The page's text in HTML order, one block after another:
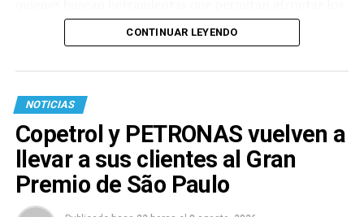
desafíos actuales desde una mirada más consciente,
humana e innovadora. La primera conferencia tendrá
los mayores referentes mundiales en psicología positiva
y liderazgo del bienestar. Doctor en Psicología y
Filosofía por la Universidad de Harvard, Tal Ben-Shahar
alcanzó reconocimiento internacional al impartir
Happiness, una de las asignaturas más populares en la
CONTINUAR LEYENDO
NOTICIAS
Copetrol y PETRONAS vuelven a
llevar a sus clientes al Gran
Premio de São Paulo